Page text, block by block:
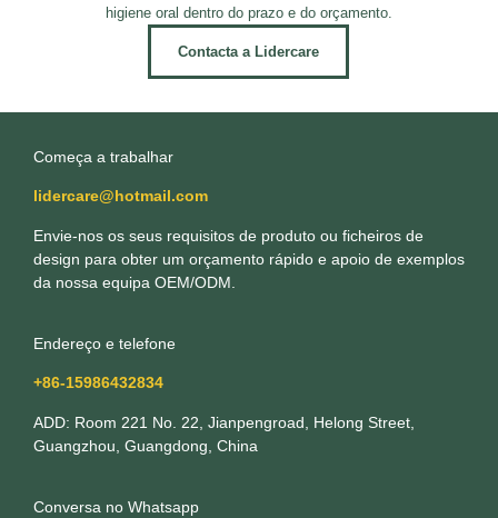
higiene oral dentro do prazo e do orçamento.
Contacta a Lidercare
Começa a trabalhar
lidercare@hotmail.com
Envie-nos os seus requisitos de produto ou ficheiros de
design para obter um orçamento rápido e apoio de exemplos
da nossa equipa OEM/ODM.
Endereço e telefone
+86-15986432834
ADD: Room 221 No. 22, Jianpengroad, Helong Street,
Guangzhou, Guangdong, China
Conversa no Whatsapp